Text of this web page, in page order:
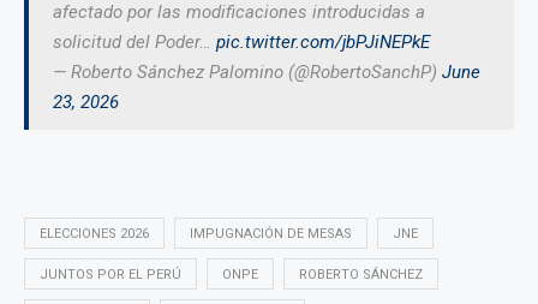
afectado por las modificaciones introducidas a
solicitud del Poder… pic.twitter.com/jbPJiNEPkE
— Roberto Sánchez Palomino (@RobertoSanchP) June
23, 2026
ELECCIONES 2026 IMPUGNACIÓN DE MESAS JNE
JUNTOS POR EL PERÚ ONPE ROBERTO SÁNCHEZ